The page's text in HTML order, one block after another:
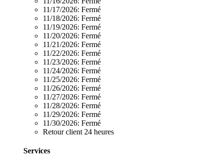
11/17/2026: Fermé
11/18/2026: Fermé
11/19/2026: Fermé
11/20/2026: Fermé
11/21/2026: Fermé
11/22/2026: Fermé
11/23/2026: Fermé
11/24/2026: Fermé
11/25/2026: Fermé
11/26/2026: Fermé
11/27/2026: Fermé
11/28/2026: Fermé
11/29/2026: Fermé
11/30/2026: Fermé
Retour client 24 heures
Services